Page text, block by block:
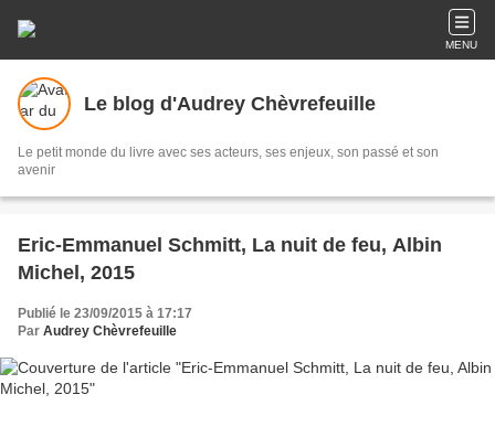
MENU
Le blog d'Audrey Chèvrefeuille
Le petit monde du livre avec ses acteurs, ses enjeux, son passé et son
avenir
Eric-Emmanuel Schmitt, La nuit de feu, Albin
Michel, 2015
Publié le 23/09/2015 à 17:17
Par Audrey Chèvrefeuille